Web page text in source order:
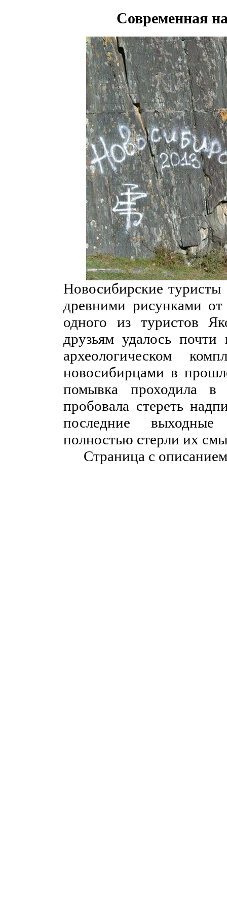
Современная
Новосибирские
древними рисунками
одного из туристов
друзьям удалось
археологическом
новосибирцами в
помывка проходила
пробовала стереть
последние
полностью стерли их
Страница с